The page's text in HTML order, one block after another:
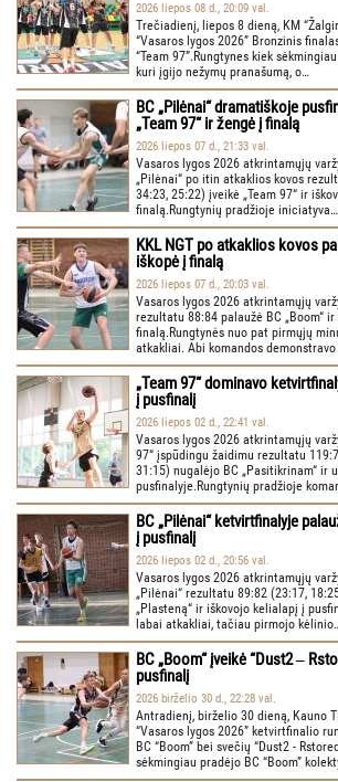
2026 liepos 08 d., 20:09 val.
Trečiadienį, liepos 8 dieną, KM
“Vasaros lygos 2026” Bronzinis
“Team 97”.Rungtynes kiek
kuri įgijo nežymų pranašumą, o…
BC „Pilėnai“ dramatiškoje
„Team 97“ ir žengė į finalą
2026 liepos 07 d., 21:33 val.
Vasaros lygos 2026 atkrintamųjų
„Pilėnai“ po itin atkaklios kovos
34:23, 25:22) įveikė „Team 97“ ir
finalą.Rungtynių pradžioje iniciatyva…
KKL NGT po atkaklios kovos
iškopė į finalą
2026 liepos 07 d., 20:03 val.
Vasaros lygos 2026 atkrintamųjų
rezultatu 88:84 palaužė BC „Boom“
finalą.Rungtynės nuo pat pirmųjų
atkakliai. Abi komandos
„Team 97“ dominavo
į pusfinalį
2026 liepos 02 d., 22:41 val.
Vasaros lygos 2026 atkrintamųjų
97“ įspūdingu žaidimu rezultatu
31:15) nugalėjo BC „Pasitikrinam“ ir
pusfinalyje.Rungtynių pradžioje
BC „Pilėnai“ ketvirtfinalyje
į pusfinalį
2026 liepos 02 d., 20:56 val.
Vasaros lygos 2026 atkrintamųjų
„Pilėnai“ rezultatu 89:82 (23:17,
„Plasteną“ ir iškovojo kelialapį į
labai atkakliai, tačiau pirmojo
BC „Boom“ įveikė “Dust2 ‒
pusfinalį
2026 birželio 30 d., 22:28 val.
Antradienį, birželio 30 dieną, Kauno
“Vasaros lygos 2026” ketvirtfinalio
BC “Boom” bei svečių “Dust2 -
sėkmingiau pradėjo BC “Boom”